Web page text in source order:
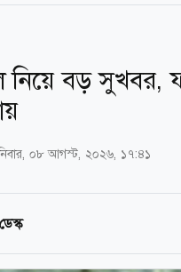
নিয়ে বড় সুখবর,
০৮ আগস্ট, ২০২৬, ১৭:৪১